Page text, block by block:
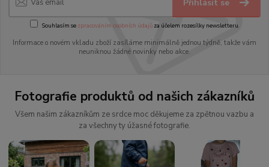
Přihlásit se
Souhlasím se zpracováním osobních údajůza účelem rozesílky newsletteru.
Informace o novém vkladu zboží zasíláme minimálně jednou týdně, takže vám
neuniknou žádné novinky nebo akce.
Fotografie produktů od našich zákazníků
Všem našim zákazníkům ze srdce moc děkujeme za zpětnou vazbu a
za všechny ty úžasné fotografie.